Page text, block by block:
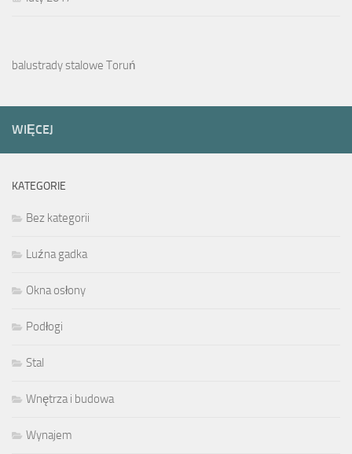
balustrady stalowe Toruń
WIĘCEJ
KATEGORIE
Bez kategorii
Luźna gadka
Okna osłony
Podłogi
Stal
Wnętrza i budowa
Wynajem